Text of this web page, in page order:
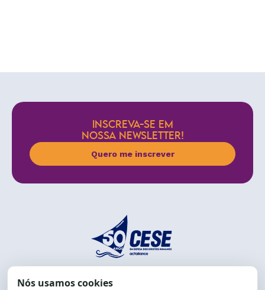
INSCREVA-SE EM
NOSSA NEWSLETTER!
Quero me inscrever
End.: R. da Graça, 150. Graça